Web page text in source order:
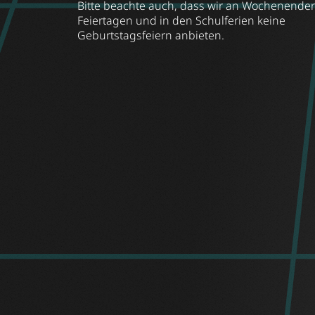
Bitte beachte auch, dass wir an
Feiertagen und in den Schulferien keine
Geburtstagsfeiern anbieten.